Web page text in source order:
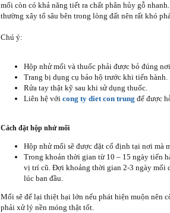
mối còn có khả năng tiết ra chất phân hủy gỗ
thường xây tổ sâu bên trong lòng đất nên rất khó
Chú ý:
Hộp nhử mối và thuốc phải được bỏ đúng
Trang bị dụng cụ bảo hộ trước khi tiến hành.
Rửa tay thật kỹ sau khi sử dụng thuốc.
Liên hệ với cong ty diet con trung để được
Cách đặt hộp nhử mối
Hộp nhử mối sẽ được đặt cố định tại nơi mà
Trong khoản thời gian từ 10 – 15 ngày tiến
vị trí cũ. Đợi khoảng thời gian 2-3 ngày mối
lúc ban đầu.
Mối sẽ để lại thiệt hại lớn nếu phát hiện muộn nên
phải xử lý nền móng thật tốt.